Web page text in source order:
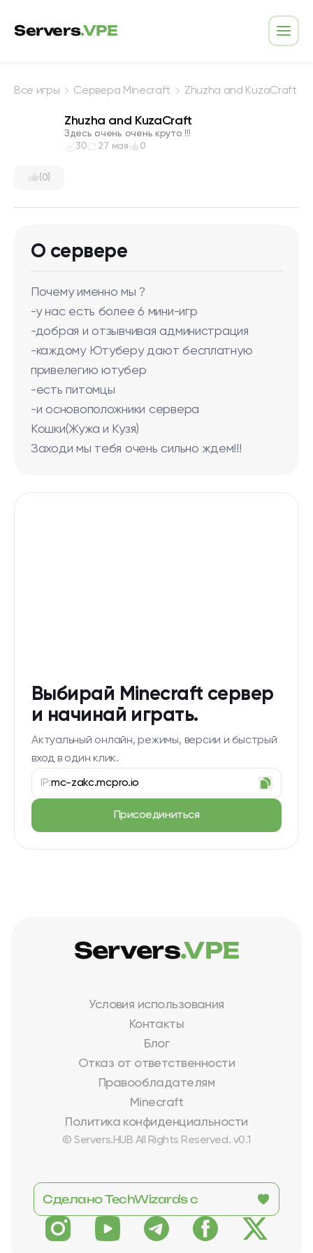
Servers.VPE
Все игры Сервера Minecraft Zhuzha and KuzaCraft
(0)
Zhuzha and KuzaCraft
Здесь очень очень круто !!!
30
27 мая 0
О сервере
Почему именно мы ?
-у нас есть более 6 мини-игр
-добрая и отзывчивая администрация
-каждому Ютуберу дают бесплатную
привелегию ютубер
-есть питомцы
-и основоположники сервера
Кошки(Жужа и Кузя)
Заходи мы тебя очень сильно ждем!!!
Выбирай Minecraft сервер
и начинай играть.
Актуальный онлайн, режимы, версии и быстрый
вход в один клик.
IP:mc-zakc.mcpro.io
Присоединиться
Условия использования
Контакты
Блог
Отказ от ответственности
Правообладателям
Minecraft
Политика конфиденциальности
© Servers.HUB All Rights Reserved. v0.1
Servers.VPE
Сделано TechWizards с